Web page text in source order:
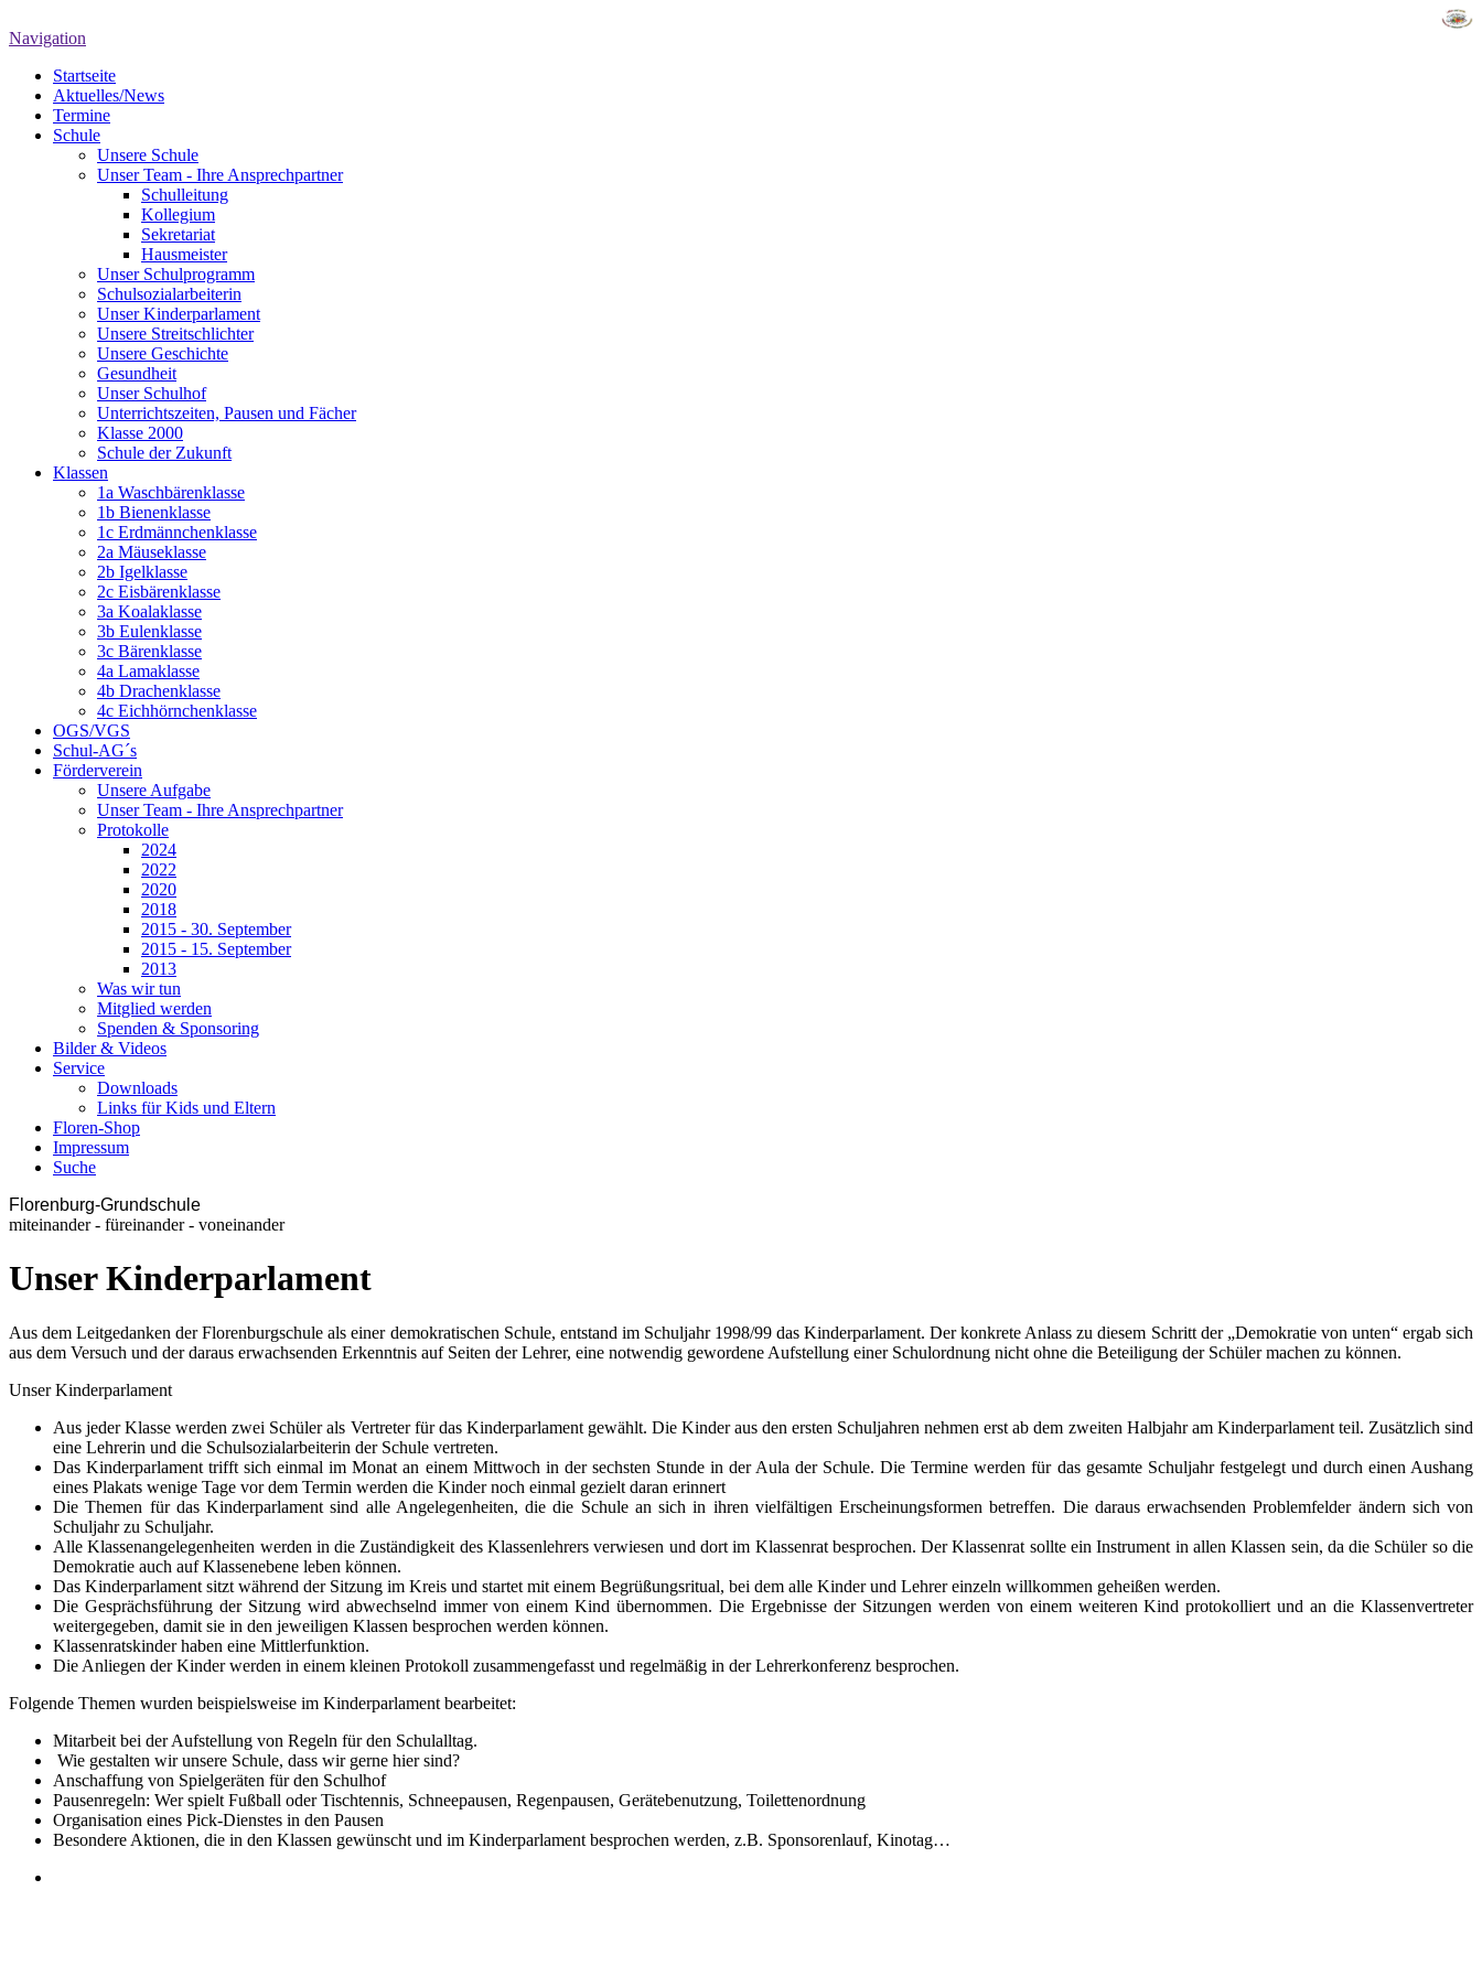
Navigation
Startseite
Aktuelles/News
Termine
Schule
Unsere Schule
Unser Team - Ihre Ansprechpartner
Schulleitung
Kollegium
Sekretariat
Hausmeister
Unser Schulprogramm
Schulsozialarbeiterin
Unser Kinderparlament
Unsere Streitschlichter
Unsere Geschichte
Gesundheit
Unser Schulhof
Unterrichtszeiten, Pausen und Fächer
Klasse 2000
Schule der Zukunft
Klassen
1a Waschbärenklasse
1b Bienenklasse
1c Erdmännchenklasse
2a Mäuseklasse
2b Igelklasse
2c Eisbärenklasse
3a Koalaklasse
3b Eulenklasse
3c Bärenklasse
4a Lamaklasse
4b Drachenklasse
4c Eichhörnchenklasse
OGS/VGS
Schul-AG´s
Förderverein
Unsere Aufgabe
Unser Team - Ihre Ansprechpartner
Protokolle
2024
2022
2020
2018
2015 - 30. September
2015 - 15. September
2013
Was wir tun
Mitglied werden
Spenden & Sponsoring
Bilder & Videos
Service
Downloads
Links für Kids und Eltern
Floren-Shop
Impressum
Suche
Florenburg-Grundschule
miteinander - füreinander - voneinander
Unser Kinderparlament
Aus dem Leitgedanken der Florenburgschule als einer demokratischen Schule, entstand im Schuljahr 1998/99 das Kinderparlament. Der konkrete Anlass zu diesem Schritt der „Demokratie von unten“ ergab sich
aus dem Versuch und der daraus erwachsenden Erkenntnis auf Seiten der Lehrer, eine notwendig gewordene Aufstellung einer Schulordnung nicht ohne die Beteiligung der Schüler machen zu können.
Unser Kinderparlament
Aus jeder Klasse werden zwei Schüler als Vertreter für das Kinderparlament gewählt. Die Kinder aus den ersten Schuljahren nehmen erst ab dem zweiten Halbjahr am Kinderparlament teil. Zusätzlich sind
eine Lehrerin und die Schulsozialarbeiterin der Schule vertreten.
Das Kinderparlament trifft sich einmal im Monat an einem Mittwoch in der sechsten Stunde in der Aula der Schule. Die Termine werden für das gesamte Schuljahr festgelegt und durch einen Aushang
eines Plakats wenige Tage vor dem Termin werden die Kinder noch einmal gezielt daran erinnert
Die Themen für das Kinderparlament sind alle Angelegenheiten, die die Schule an sich in ihren vielfältigen Erscheinungsformen betreffen. Die daraus erwachsenden Problemfelder ändern sich von
Schuljahr zu Schuljahr.
Alle Klassenangelegenheiten werden in die Zuständigkeit des Klassenlehrers verwiesen und dort im Klassenrat besprochen. Der Klassenrat sollte ein Instrument in allen Klassen sein, da die Schüler so die
Demokratie auch auf Klassenebene leben können.
Das Kinderparlament sitzt während der Sitzung im Kreis und startet mit einem Begrüßungsritual, bei dem alle Kinder und Lehrer einzeln willkommen geheißen werden.
Die Gesprächsführung der Sitzung wird abwechselnd immer von einem Kind übernommen. Die Ergebnisse der Sitzungen werden von einem weiteren Kind protokolliert und an die Klassenvertreter
weitergegeben, damit sie in den jeweiligen Klassen besprochen werden können.
Klassenratskinder haben eine Mittlerfunktion.
Die Anliegen der Kinder werden in einem kleinen Protokoll zusammengefasst und regelmäßig in der Lehrerkonferenz besprochen.
Folgende Themen wurden beispielsweise im Kinderparlament bearbeitet:
Mitarbeit bei der Aufstellung von Regeln für den Schulalltag.
Wie gestalten wir unsere Schule, dass wir gerne hier sind?
Anschaffung von Spielgeräten für den Schulhof
Pausenregeln: Wer spielt Fußball oder Tischtennis, Schneepausen, Regenpausen, Gerätebenutzung, Toilettenordnung
Organisation eines Pick-Dienstes in den Pausen
Besondere Aktionen, die in den Klassen gewünscht und im Kinderparlament besprochen werden, z.B. Sponsorenlauf, Kinotag…